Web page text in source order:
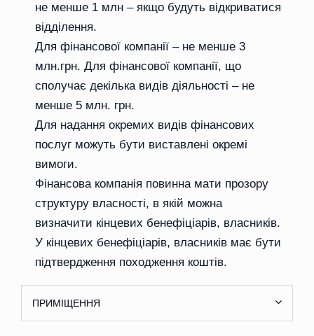
не менше 1 млн – якщо будуть відкриватися
відділення.
Для фінансової компанії – не менше 3
млн.грн. Для фінансової компанії, що
сполучає декілька видів діяльності – не
менше 5 млн. грн.
Для надання окремих видів фінансових
послуг можуть бути виставлені окремі
вимоги.
Фінансова компанія повинна мати прозору
структуру власності, в якій можна
визначити кінцевих бенефіціарів, власників.
У кінцевих бенефіціарів, власників має бути
підтвердження походження коштів.
ПРИМІЩЕННЯ